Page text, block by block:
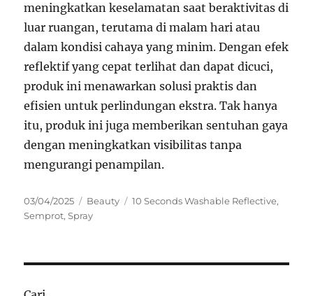
meningkatkan keselamatan saat beraktivitas di
luar ruangan, terutama di malam hari atau
dalam kondisi cahaya yang minim. Dengan efek
reflektif yang cepat terlihat dan dapat dicuci,
produk ini menawarkan solusi praktis dan
efisien untuk perlindungan ekstra. Tak hanya
itu, produk ini juga memberikan sentuhan gaya
dengan meningkatkan visibilitas tanpa
mengurangi penampilan.
Posted
on
03/04/2025 Categories
Beauty Tags
10 Seconds Washable Reflective,
Semprot,Spray